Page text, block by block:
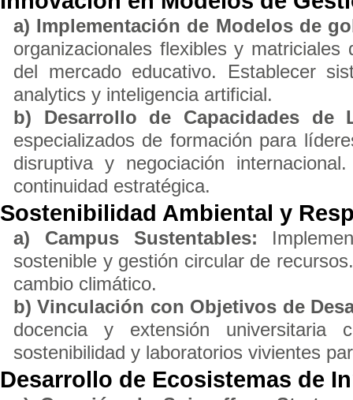
a) Implementación de Modelos de
organizacionales flexibles y
del mercado educativo. Establecer
analytics y inteligencia artificial.
b) Desarrollo de Capacidades de
especializados de formación para
disruptiva y negociación
continuidad estratégica.
Sostenibilidad Ambiental y
a) Campus Sustentables:
sostenible y gestión circular de
cambio climático.
b) Vinculación con Objetivos de
docencia y extensión universitaria
sostenibilidad y laboratorios vivientes
Desarrollo de Ecosistemas de